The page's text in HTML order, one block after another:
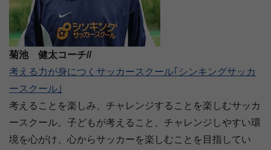
菊池 健太コーチ//
考える力が身につくサッカースクール｢シンキングサッカ
ースクール｣
考えることを楽しみ、チャレンジすることを楽しむサッカ
ースクール。子どもが考えること、チャレンジしやすい環
境を心がけ、心からサッカーを楽しむことを目指してい